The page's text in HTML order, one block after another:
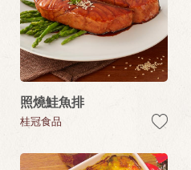
照燒鮭魚排
桂冠食品